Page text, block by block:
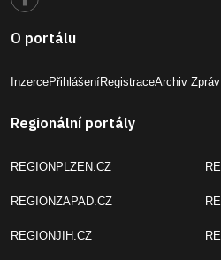
O portálu
InzercePřihlášeníRegistraceArchiv Zpráv
Regionální portály
REGIONPLZEN.CZ
REGIONZAPAD.CZ
REGIONJIH.CZ